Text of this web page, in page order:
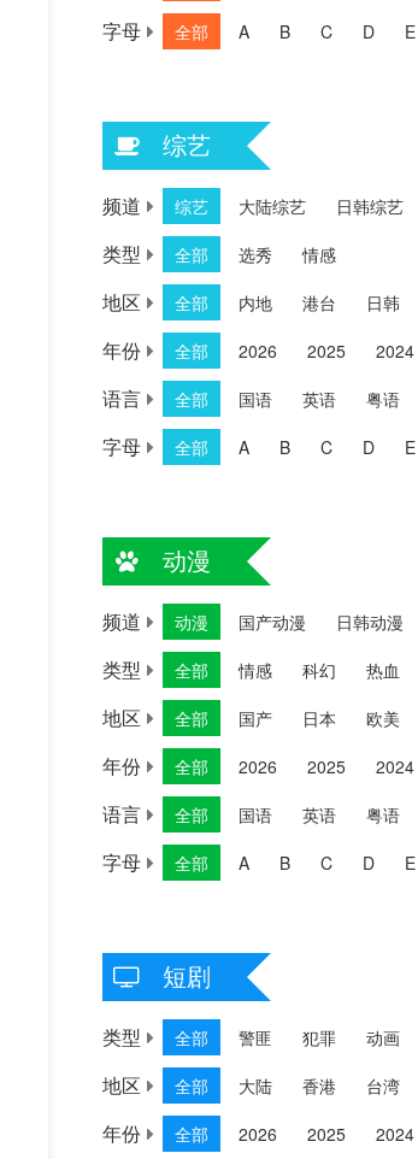
字母 全部 A B C D E
综艺
频道 综艺 大陆综艺 日韩综艺
类型 全部 选秀 情感
地区 全部 内地 港台 日韩
年份 全部 2026 2025 2024
语言 全部 国语 英语 粤语
字母 全部 A B C D E
动漫
频道 动漫 国产动漫 日韩动漫
类型 全部 情感 科幻 热血
地区 全部 国产 日本 欧美
年份 全部 2026 2025 2024
语言 全部 国语 英语 粤语
字母 全部 A B C D E
短剧
类型 全部 警匪 犯罪 动画
地区 全部 大陆 香港 台湾
年份 全部 2026 2025 2024